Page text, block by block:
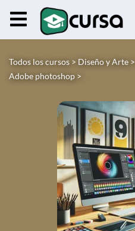
Todos los cursos > Diseño y Arte >
Adobe photoshop >